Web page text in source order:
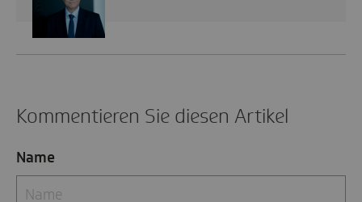
Kommentieren Sie diesen Artikel
Name